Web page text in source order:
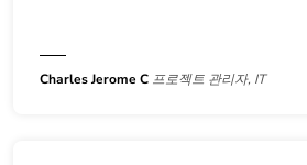
Charles Jerome C 프로젝트 관리자, IT